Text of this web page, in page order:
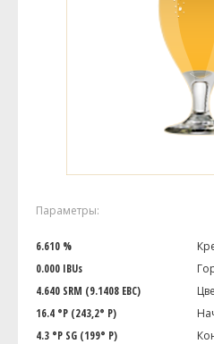
Параметры:
6.610 %
0.000 IBUs
4.640 SRM (9.1408 EBC)
16.4 °P (243,2° P)
4.3 °P SG (199° P)